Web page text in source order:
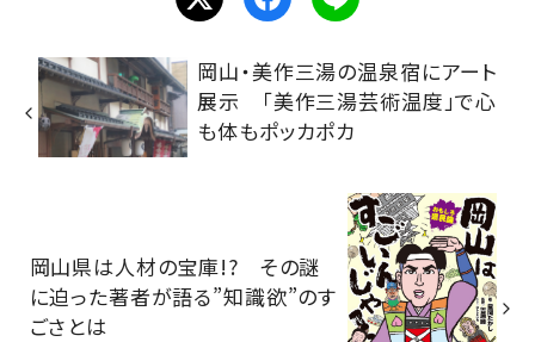
岡山・美作三湯の温泉宿にアート
展示 「美作三湯芸術温度」で心
も体もポッカポカ
岡山県は人材の宝庫!? その謎
に迫った著者が語る”知識欲”のす
ごさとは